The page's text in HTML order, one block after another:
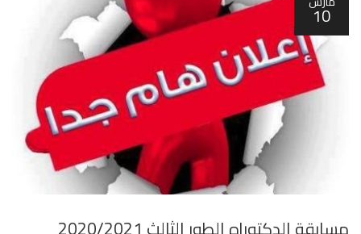
10